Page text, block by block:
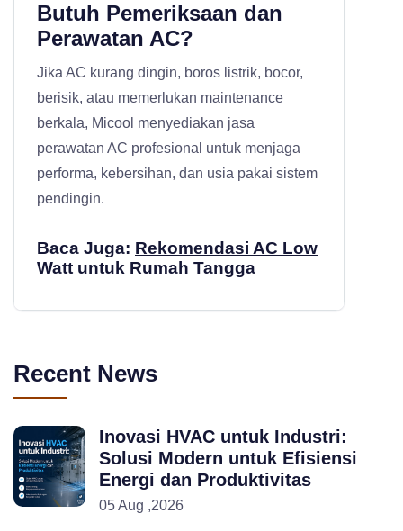
Butuh Pemeriksaan dan
Perawatan AC?
Jika AC kurang dingin, boros listrik, bocor,
berisik, atau memerlukan maintenance
berkala, Micool menyediakan jasa
perawatan AC profesional untuk menjaga
performa, kebersihan, dan usia pakai sistem
pendingin.
Baca Juga: Rekomendasi AC Low
Watt untuk Rumah Tangga
Recent News
Inovasi HVAC untuk Industri:
Solusi Modern untuk Efisiensi
Energi dan Produktivitas
05 Aug ,2026